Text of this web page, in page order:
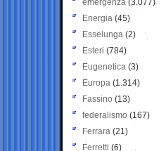
emergenza (3.077)
Energia (45)
Esselunga (2)
Esteri (784)
Eugenetica (3)
Europa (1.314)
Fassino (13)
federalismo (167)
Ferrara (21)
Ferretti (6)